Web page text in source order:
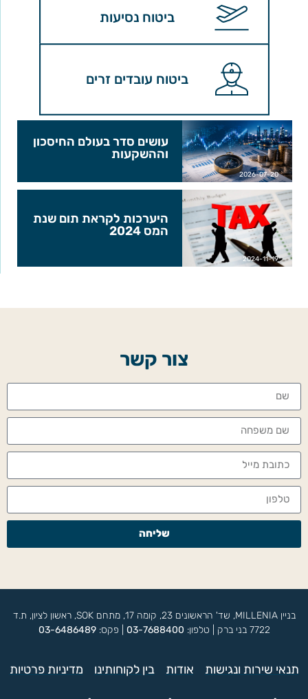
ביטוח נסיעות
ביטוח עובדים זרים
עושים סדר בעולם החיסכון
וההשקעות
2026-07-20
היערכות לקראת תום שנת
המס 2024
2024-11-19
צור קשר
שליחה
בניין MILLENIA, שד' הראשונים 23, קומה 17, מתחם SOK, ראשון לציון, ת.ד
7722 בני ברק | טלפון:
03-7688400 | פקס:03-6486489
תנאי שירות ונגישות אודות בין לקוחותינו מדיניות פרטיות